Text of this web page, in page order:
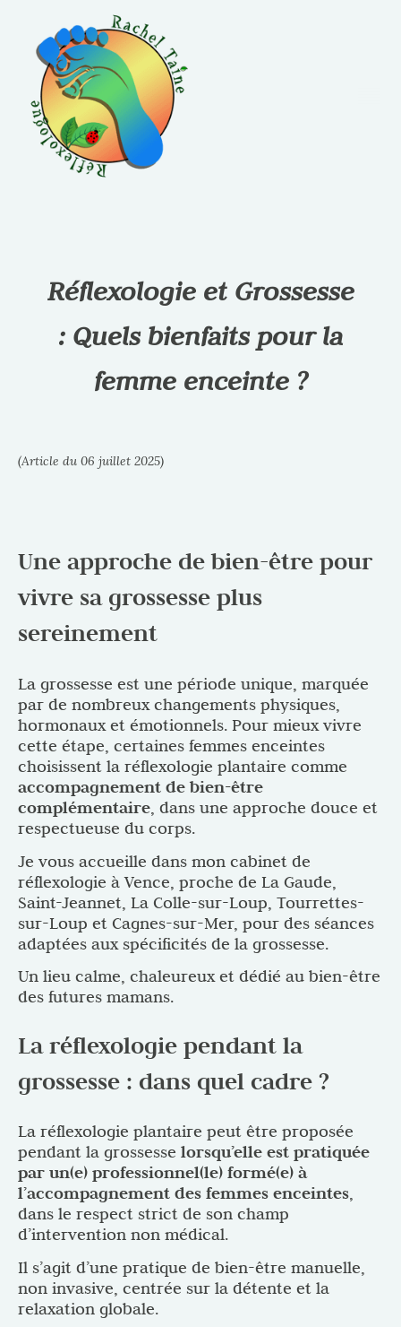
Réflexologie et Grossesse
: Quels bienfaits pour la
femme enceinte ?
(Article du 06 juillet 2025)
Une approche de bien-être pour
vivre sa grossesse plus
sereinement
La grossesse est une période unique, marquée
par de nombreux changements physiques,
hormonaux et émotionnels. Pour mieux vivre
cette étape, certaines femmes enceintes
choisissent la réflexologie plantaire comme
accompagnement de bien-être
complémentaire, dans une approche douce et
respectueuse du corps.
Je vous accueille dans mon cabinet de
réflexologie à Vence, proche de La Gaude,
Saint-Jeannet, La Colle-sur-Loup, Tourrettes-
sur-Loup et Cagnes-sur-Mer, pour des séances
adaptées aux spécificités de la grossesse.
Un lieu calme, chaleureux et dédié au bien-être
des futures mamans.
La réflexologie pendant la
grossesse : dans quel cadre ?
La réflexologie plantaire peut être proposée
pendant la grossesse lorsqu’elle est pratiquée
par un(e) professionnel(le) formé(e) à
l’accompagnement des femmes enceintes,
dans le respect strict de son champ
d’intervention non médical.
Il s’agit d’une pratique de bien-être manuelle,
non invasive, centrée sur la détente et la
relaxation globale.